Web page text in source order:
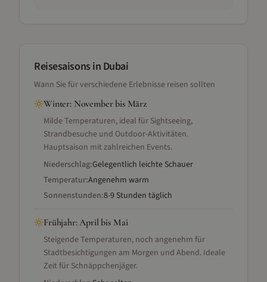
Reisesaisons in Dubai
Wann Sie für verschiedene Erlebnisse reisen sollten
Winter: November bis März
Milde Temperaturen, ideal für Sightseeing,
Strandbesuche und Outdoor-Aktivitäten.
Hauptsaison mit zahlreichen Events.
Niederschlag:Gelegentlich leichte Schauer
Temperatur:Angenehm warm
Sonnenstunden:8-9 Stunden täglich
Frühjahr:April bis Mai
Steigende Temperaturen, noch angenehm für
Stadtbesichtigungen am Morgen und Abend. Ideale
Zeit für Schnäppchenjäger.